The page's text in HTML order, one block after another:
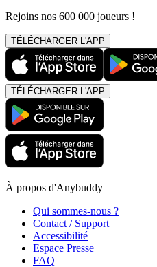
Rejoins nos 600 000 joueurs !
TÉLÉCHARGER L'APP
TÉLÉCHARGER L'APP
À propos d'Anybuddy
Qui sommes-nous ?
Contact / Support
Accessibilité
Espace Presse
FAQ